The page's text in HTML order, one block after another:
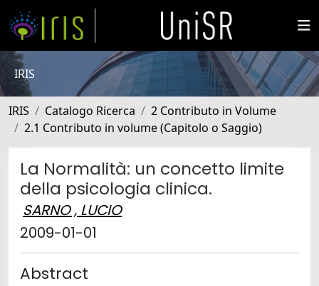
IRIS
IRIS Catalogo Ricerca
2 Contributo in Volume
2.1 Contributo in volume (Capitolo o Saggio)
La Normalità: un concetto limite
della psicologia clinica.
SARNO , LUCIO
2009-01-01
Abstract